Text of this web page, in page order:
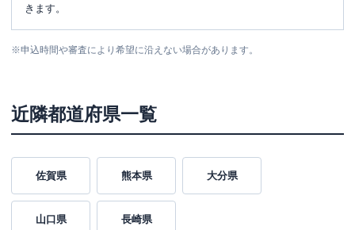
きます。
※申込時間や審査により希望に沿えない場合があります。
近隣都道府県一覧
佐賀県 熊本県 大分県
山口県 長崎県